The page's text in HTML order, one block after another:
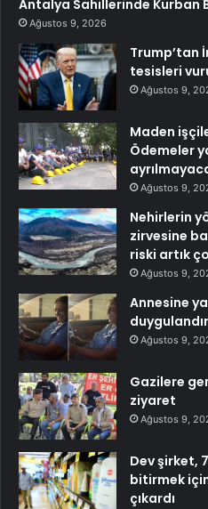
Antalya Sahillerinde Kurban
Ağustos 9, 2026
Trump’tan
tesisleri
Ağustos 9,
Maden
Ödemeler
Ağustos 9,
Nehirlerin
zirvesine
riski artık
Ağustos 9,
Annesine
Ağustos 9,
Gazilere
ziyaret
Ağustos 9,
Dev şirket,
bitirmek
çıkardı